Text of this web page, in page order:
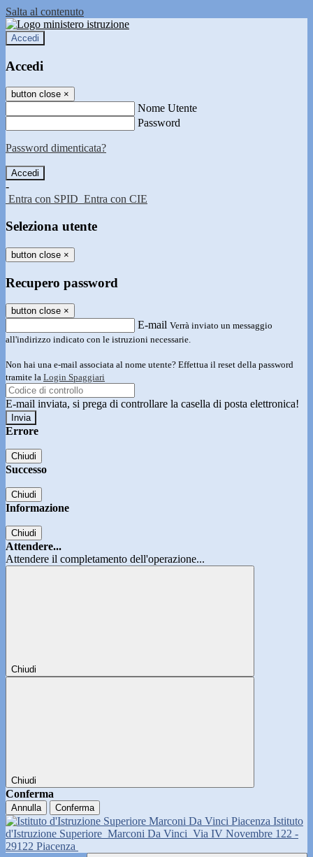
Salta al contenuto
Accedi
Accedi
button close ×
Nome Utente
Password
Password dimenticata?
-
Entra con SPID Entra con CIE
Seleziona utente
button close ×
Recupero password
button close ×
E-mail Verrà inviato un messaggio
all'indirizzo indicato con le istruzioni necessarie.
Non hai una e-mail associata al nome utente? Effettua il reset della password
tramite la Login Spaggiari
E-mail inviata, si prega di controllare la casella di posta elettronica!
Errore
Chiudi
Successo
Chiudi
Informazione
Chiudi
Attendere...
Attendere il completamento dell'operazione...
Chiudi
Chiudi
Conferma
Annulla Conferma
Istituto
d'Istruzione Superiore Marconi Da Vinci Via IV Novembre 122 -
29122 Piacenza